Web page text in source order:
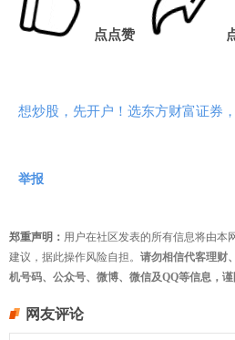
点点赞
想炒股，先开户！选东方财富证券
举报
郑重声明： 用户在社区发表的所有信息将由本
建议，据此操作风险自担。 请勿相信代客理财
机号码、公众号、微博、微信及QQ等信息，谨
网友评论